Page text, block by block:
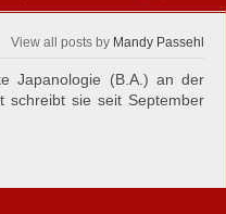
View all posts by Mandy Passehl
Japanologie (B.A.) an der
schreibt sie seit September